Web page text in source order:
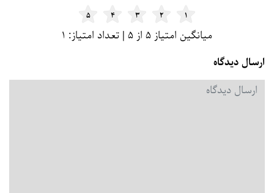
۵ ۴ ۳ ۲ ۱
میانگین امتیاز ۵ از ۵ | تعداد امتیاز: ۱
ارسال دیدگاه
دیدگاه